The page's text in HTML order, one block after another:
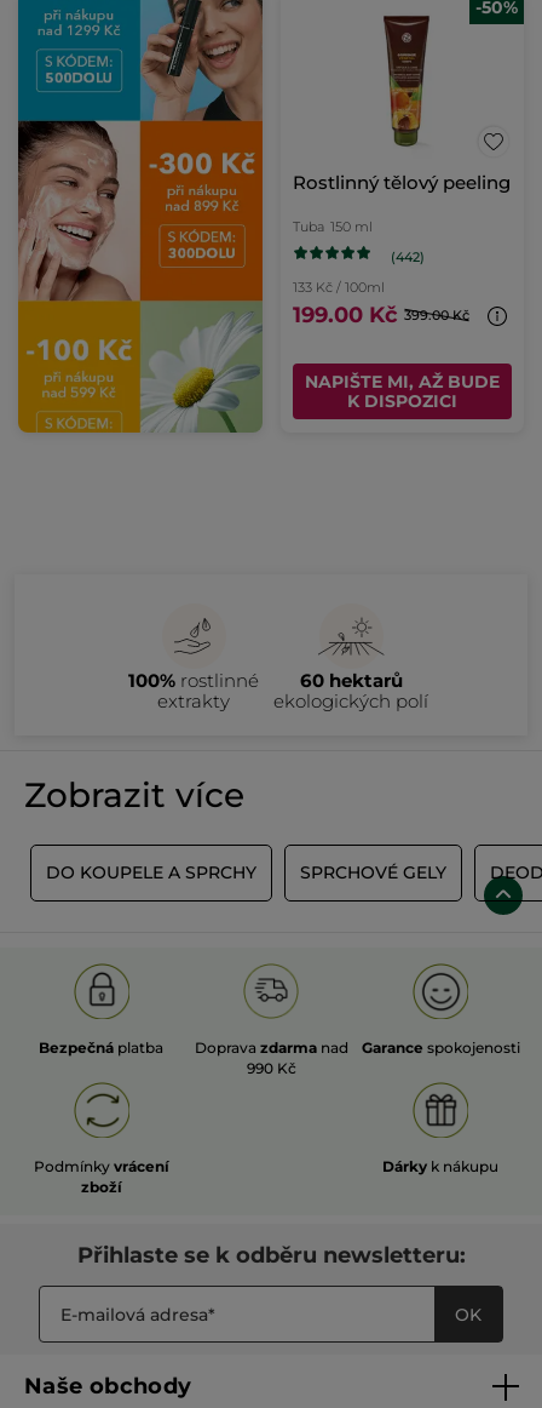
-50%
Rostlinný tělový peeling
Tuba 150 ml
(442)
133 Kč / 100ml
199.00 Kč 399.00 Kč
NAPIŠTE MI, AŽ BUDE
K DISPOZICI
100% rostlinné
extrakty
60 hektarů
ekologických polí
Zobrazit více
DO KOUPELE A SPRCHY SPRCHOVÉ GELY
Bezpečná platba Doprava zdarma nad
990 Kč
Garance spokojenosti
Podmínky vrácení
zboží
Dárky k nákupu
Přihlaste se k odběru newsletteru:
OK
Naše obchody